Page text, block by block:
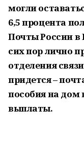
могли
6,5 процента
Почты России в
сих пор лично
отделения
придется –
пособия на дом
выплаты.